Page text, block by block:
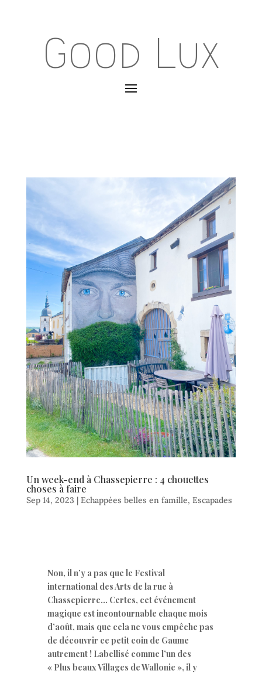
Good Lux
Un week-end à Chassepierre : 4 chouettes
choses à faire
Sep 14, 2023 | Echappées belles en famille, Escapades
Non, il n’y a pas que le Festival
international des Arts de la rue à
Chassepierre… Certes, cet événement
magique est incontournable chaque mois
d’août, mais que cela ne vous empêche pas
de découvrir ce petit coin de Gaume
autrement ! Labellisé comme l’un des
« Plus beaux Villages de Wallonie », il y